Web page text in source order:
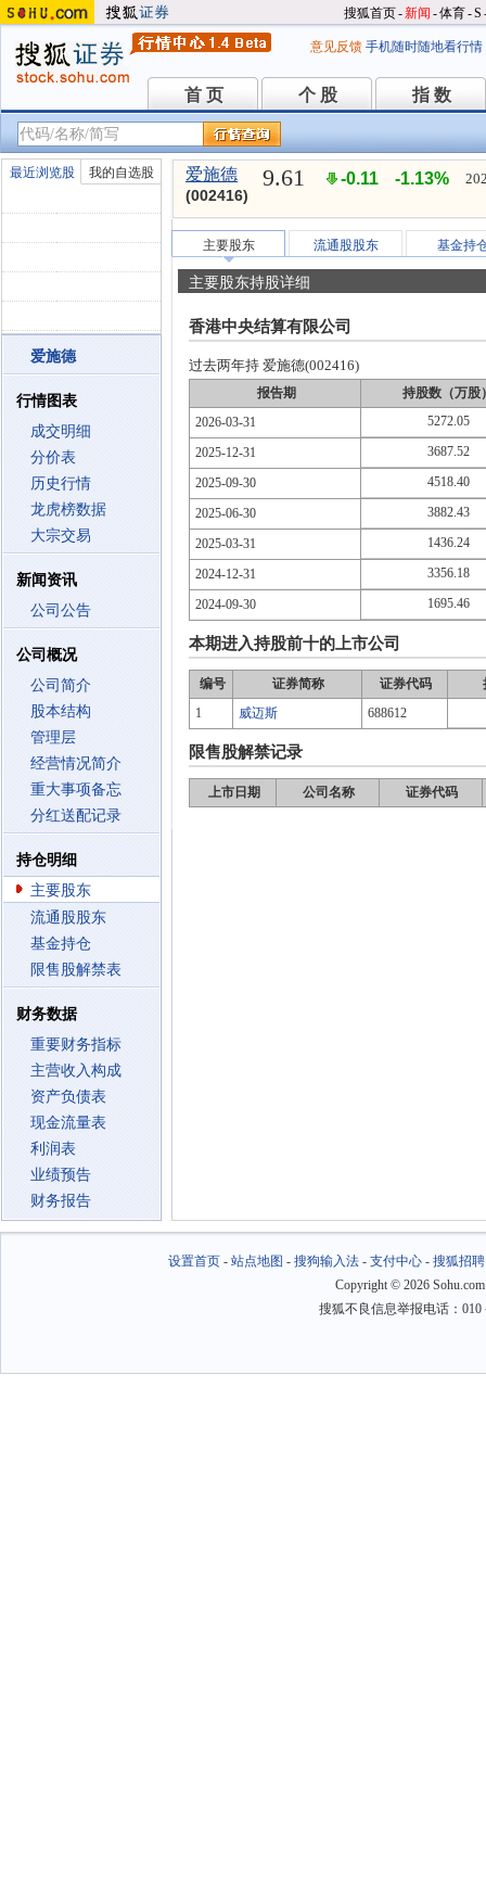
搜狐首页-新闻 -体育-S
意见反馈 手机随时随地看行情
首 页
首 页 个 股
个 股 指 数
指 数
最近浏览股 我的自选股
爱施德
行情图表
成交明细
分价表
历史行情
龙虎榜数据
大宗交易
新闻资讯
公司公告
公司概况
公司简介
股本结构
管理层
经营情况简介
重大事项备忘
分红送配记录
持仓明细
主要股东
流通股股东
基金持仓
限售股解禁表
财务数据
重要财务指标
主营收入构成
资产负债表
现金流量表
利润表
业绩预告
财务报告
爱施德
(002416)
9.61 -0.11 -1.13%
主要股东 流通股股东 基金持
主要股东持股详细
香港中央结算有限公司
过去两年持 爱施德(002416)
报告期
持股数（万股
2026-03-31
5272.05
2025-12-31 3687.52
2025-09-30 4518.40
2025-06-30 3882.43
2025-03-31 1436.24
2024-12-31 3356.18
2024-09-30 1695.46
本期进入持股前十的上市公司
编号 证券简称 证券代码
1
威迈斯 688612
限售股解禁记录
上市日期 公司名称 证券代码
设置首页- 站点地图 - 搜狗输入法- 支付中心- 搜狐招聘
Copyright © 2026
搜狐不良信息举报电话：010